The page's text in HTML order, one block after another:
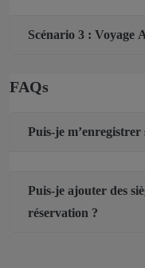
Scénario 3 : Voyage
FAQs
Puis-je
Puis-je ajouter des
réservation ?